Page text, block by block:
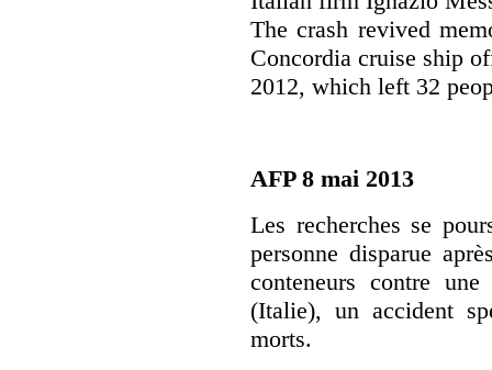
The crash revived
Concordia cruise ship
2012, which left 32
AFP 8 mai 2013
Les recherches se
personne disparue
conteneurs contre
(Italie), un accident
morts.